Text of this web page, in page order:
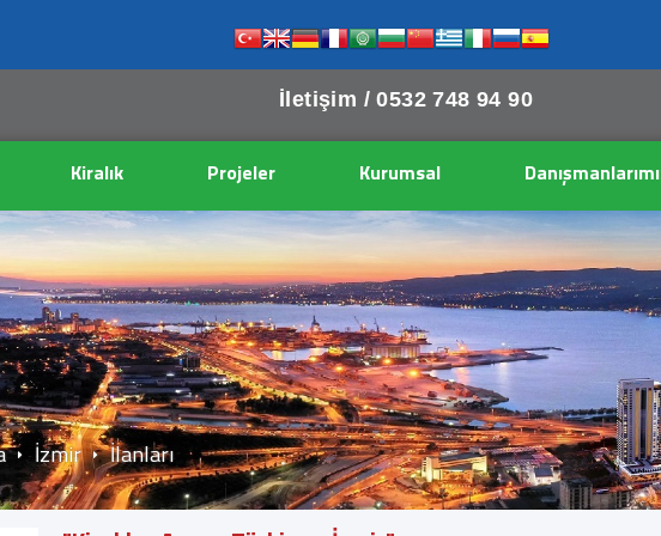
İletişim /0532 748 94 90
Kiralık Projeler Kurumsal
İzmir İlanları